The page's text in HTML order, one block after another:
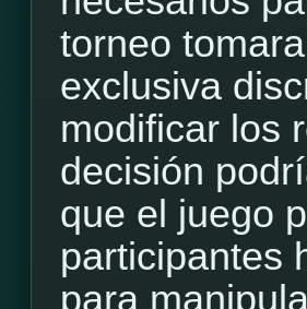
torneo
exclusiva
modificar los
decisión
que el juego
participantes
para